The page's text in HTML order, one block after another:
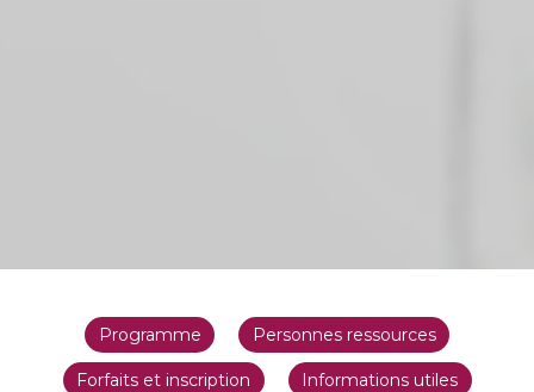
Programme Personnes ressources
Forfaits et inscription Informations utiles